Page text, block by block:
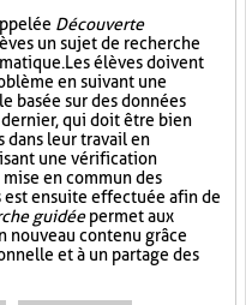
Découverte
un sujet de recherche
Les élèves doivent
en suivant une
basée sur des données
dernier, qui doit être bien
dans leur travail en
une vérification
en commun des
est ensuite effectuée afin de
guidéepermet aux
nouveau contenu grâce
et à un partage des